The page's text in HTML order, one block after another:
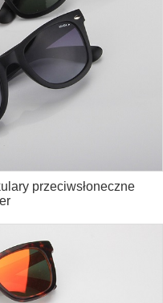
przeciwsłoneczne